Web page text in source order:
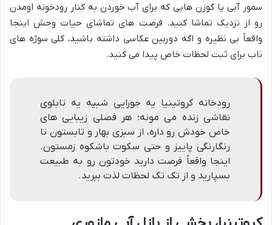
سمور آبی یا گوزن هایی که برای آب خوردن به کنار رودخونه اومدن
رو از نزدیک تماشا کنید. فرصت های تماشای حیات وحش اینجا
واقعاً بی نظیره و اگه دوربین عکاسی داشته باشید، کلی سوژه های
ناب برای ثبت لحظات خاص پیدا می کنید.
رودخانه کروتینیا یه جورایی شبیه یه تابلوی
نقاشی زنده می مونه؛ هر فصلی زیبایی های
خاص خودش رو داره، از سبزی بهار و تابستون تا
رنگارنگی پاییز و حتی سکوت باشکوه زمستون.
اینجا واقعاً فرصت دارید خودتون رو به طبیعت
بسپارید و از تک تک لحظات لذت ببرید.